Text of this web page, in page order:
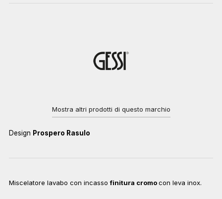
Design Prospero Rasulo
Mostra altri prodotti di questo marchio
Miscelatore lavabo con incassofinitura cromocon leva inox.